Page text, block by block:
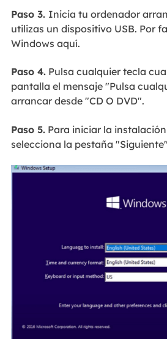
Paso 3. Inicia tu ordenador
utilizas un dispositivo USB. Por
Windows aquí.
Paso 4.Pulsa cualquier tecla
pantalla el mensaje "Pulsa
arrancar desde "CD O DVD".
Paso 5.Para iniciar la
selecciona la pestaña